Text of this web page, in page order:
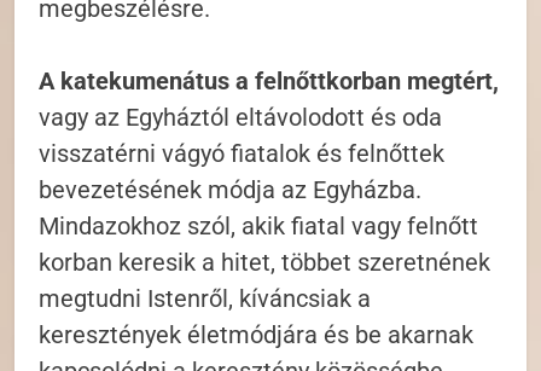
megbeszélésre.
A katekumenátus a felnőttkorban megtért,
vagy az Egyháztól eltávolodott és oda
visszatérni vágyó fiatalok és felnőttek
bevezetésének módja az Egyházba.
Mindazokhoz szól, akik fiatal vagy felnőtt
korban keresik a hitet, többet szeretnének
megtudni Istenről, kíváncsiak a
keresztények életmódjára és be akarnak